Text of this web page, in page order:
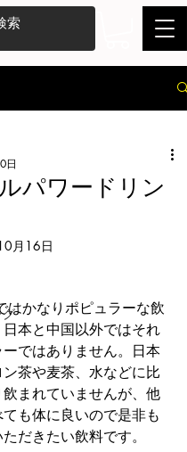
パワードリン
日
月16日
本と中国以外ではそれ
ではありません。日本
茶や麦茶、水などに比
まれていませんが、他
も体に良いので是非も
だきたい飲料です。